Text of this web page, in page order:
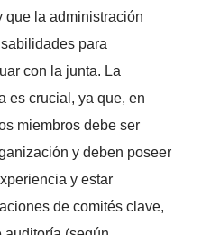
que la administración
para
con la junta. La
es crucial, ya que, en
miembros debe ser
y deben poseer
y estar
de comités clave,